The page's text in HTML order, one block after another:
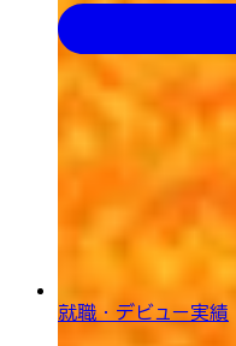
就職・デビュー実績